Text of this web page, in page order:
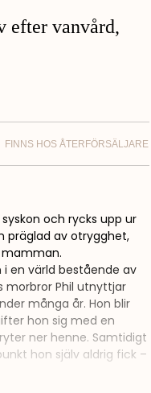
vanvård,
FINNS HOS ÅTERFÖRSÄLJARE
och rycks upp ur
präglad av otrygghet,
i en värld bestående av
morbror Phil utnyttjar
många år. Hon blir
hon sig med en
ner henne. Samtidigt
hon själv aldrig fick –
stället en början.